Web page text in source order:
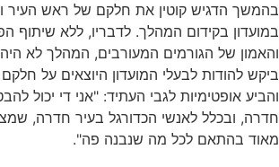
בהמשך הדגיש קוטין את חלקם של ראש העיר
במועדון בקידום המהלך. לדבריו, ללא שיתוף
והאמון של הגורמים המעורבים, המהלך לא
ביקש להודות לבעלי המועדון היוצאים על
והביע אופטימיות לגבי העתיד: "אני די יכול
חדרה, ובכלל לאנשי הכדורגל בעיר חדרה,
מאוד בהתאם לכל מה שנבנה פה".